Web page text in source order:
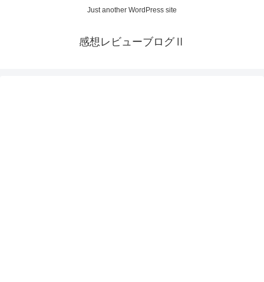
Just another WordPress site
感想レビューブログⅡ